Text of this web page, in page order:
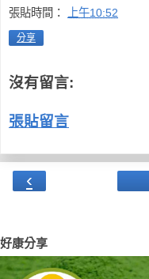
張貼時間： 上午10:52
分享
沒有留言:
張貼留言
‹
好康分享